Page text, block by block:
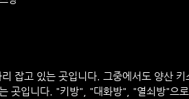
잡고 있는 곳입니다. 그중에서도 양산 키
곳입니다. "키방", "대화방", "열쇠방"으